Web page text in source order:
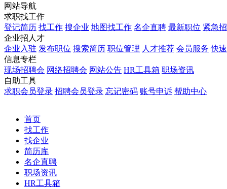
网站导航
求职找工作
登记简历 找工作 搜企业 地图找工作 名企直聘 最新职位 紧急
企业招人才
企业入驻 发布职位 搜索简历 职位管理 人才推荐 会员服务 快
信息专栏
现场招聘会 网络招聘会 网站公告 HR工具箱 职场资讯
自助工具
求职会员登录 招聘会员登录 忘记密码 账号申诉 帮助中心
首页
找工作
找企业
简历库
名企直聘
职场资讯
HR工具箱